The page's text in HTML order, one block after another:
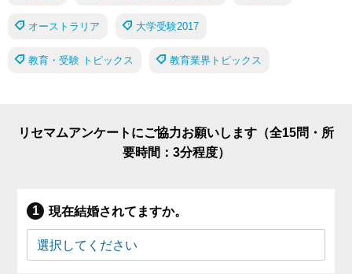
オーストラリア 大学受験2017
教育・受験 トピックス 教育業界トピックス
リセマムアンケートにご協力お願いします（全15問・所
要時間：3分程度）
現在結婚されてますか。